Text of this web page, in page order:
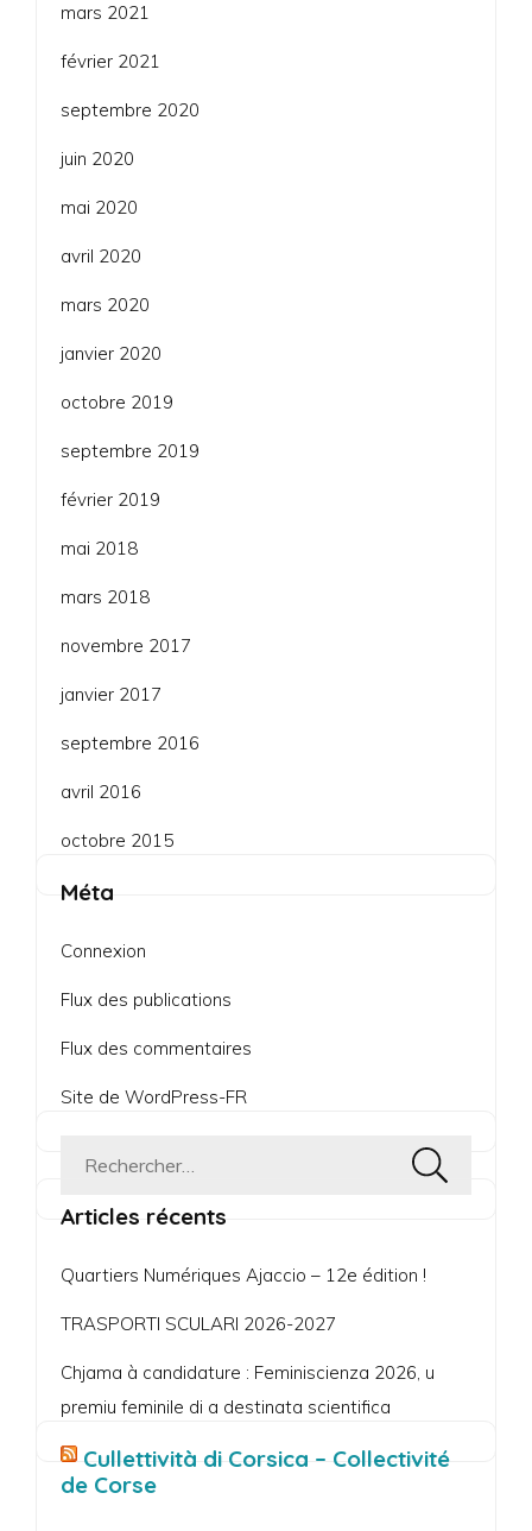
mars 2021
février 2021
septembre 2020
juin 2020
mai 2020
avril 2020
mars 2020
janvier 2020
octobre 2019
septembre 2019
février 2019
mai 2018
mars 2018
novembre 2017
janvier 2017
septembre 2016
avril 2016
octobre 2015
Méta
Connexion
Flux des publications
Flux des commentaires
Site de WordPress-FR
Rechercher :
Articles récents
Quartiers Numériques Ajaccio – 12e édition !
TRASPORTI SCULARI 2026-2027
Chjama à candidature : Feminiscienza 2026, u
premiu feminile di a destinata scientifica
Cullettività di Corsica – Collectivité
de Corse